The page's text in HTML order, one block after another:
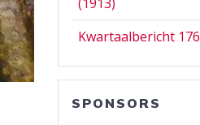
Kwartaalbericht 176
SPONSORS